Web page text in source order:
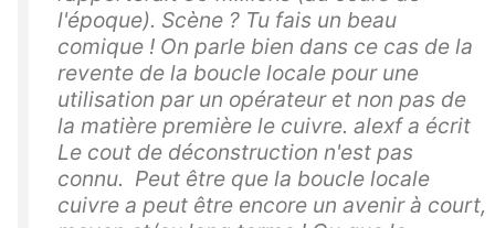
l'époque). Scène ? Tu fais un beau
comique ! On parle bien dans ce cas de la
revente de la boucle locale pour une
utilisation par un opérateur et non pas de
la matière première le cuivre. alexf a écrit
Le cout de déconstruction n'est pas
connu. Peut être que la boucle locale
cuivre a peut être encore un avenir à court,